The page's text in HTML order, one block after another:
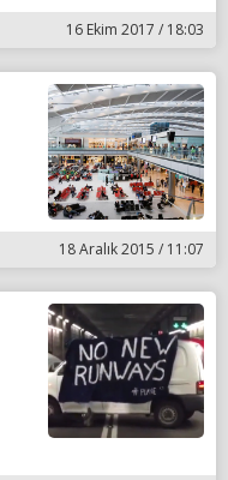
16 Ekim 2017 / 18:03
18 Aralık 2015 / 11:07